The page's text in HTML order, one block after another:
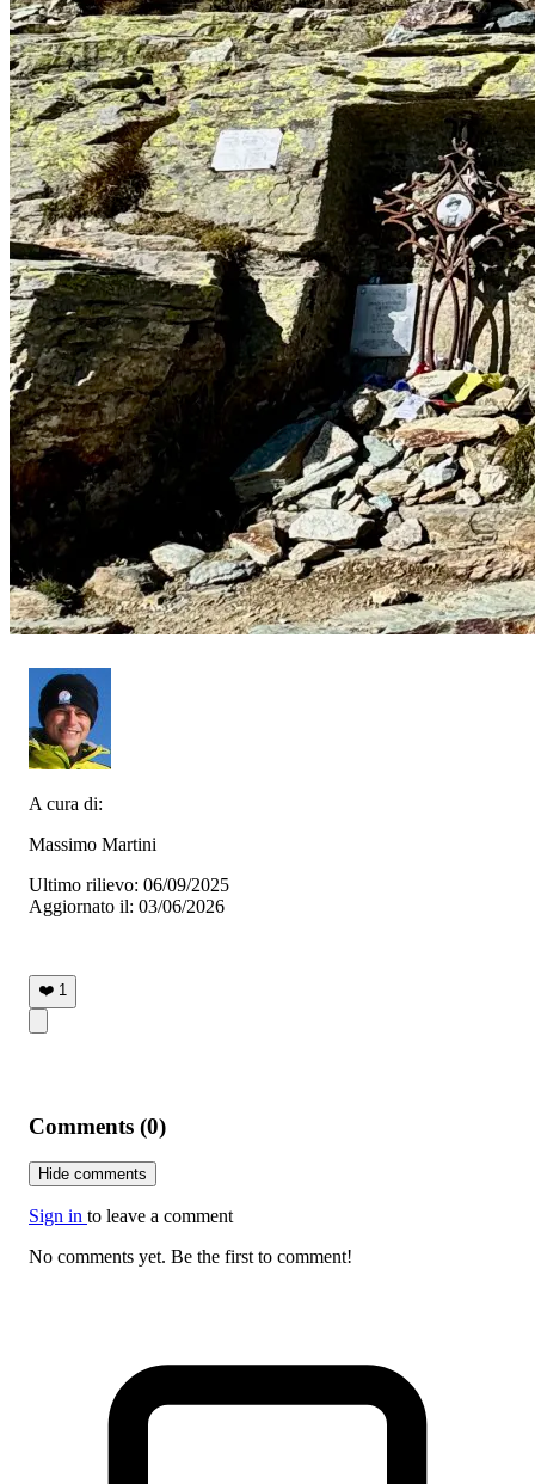
A cura di:
Massimo Martini
Ultimo rilievo: 06/09/2025
Aggiornato il: 03/06/2026
❤️ 1
Comments (0)
Hide comments
Sign in to leave a comment
No comments yet. Be the first to comment!